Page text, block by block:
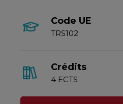
Code UE
TRS102
Crédits
4 ECTS